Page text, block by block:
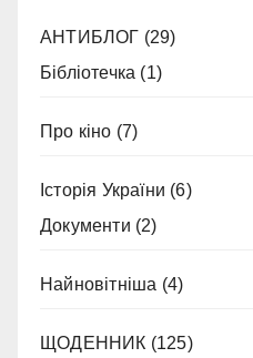
АНТИБЛОГ (29)
Бібліотечка (1)
Про кіно (7)
Історія України (6)
Документи (2)
Найновітніша (4)
ЩОДЕННИК (125)